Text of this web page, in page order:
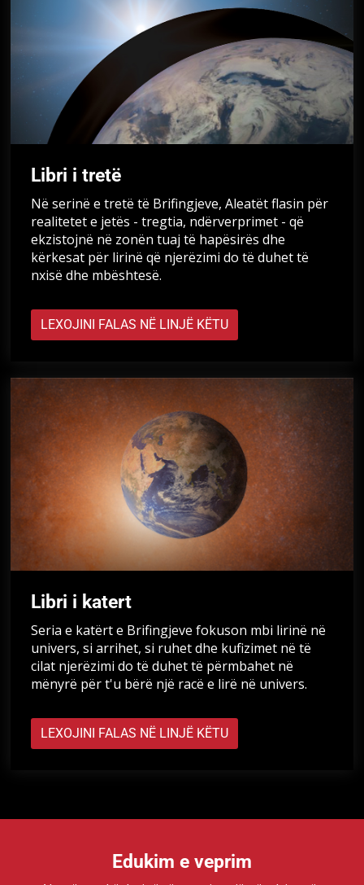
Libri i tretë
Në serinë e tretë të Brifingjeve, Aleatët flasin për
realitetet e jetës - tregtia, ndërverprimet - që
ekzistojnë në zonën tuaj të hapësirës dhe
kërkesat për lirinë që njerëzimi do të duhet të
nxisë dhe mbështesë.
LEXOJINI FALAS NË LINJË KËTU
Libri i katert
Seria e katërt e Brifingjeve fokuson mbi lirinë në
univers, si arrihet, si ruhet dhe kufizimet në të
cilat njerëzimi do të duhet të përmbahet në
mënyrë për t'u bërë një racë e lirë në univers.
LEXOJINI FALAS NË LINJË KËTU
Edukim e veprim